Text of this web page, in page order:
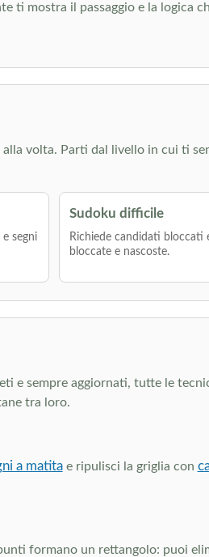
ti mostra il passaggio e la logica
volta. Parti dal livello in cui ti
e segni
Sudoku difficile
Richiede candidati bloccati
bloccate e nascoste.
e sempre aggiornati, tutte le
tra loro.
a matitae ripulisci la griglia con
formano un rettangolo: puoi